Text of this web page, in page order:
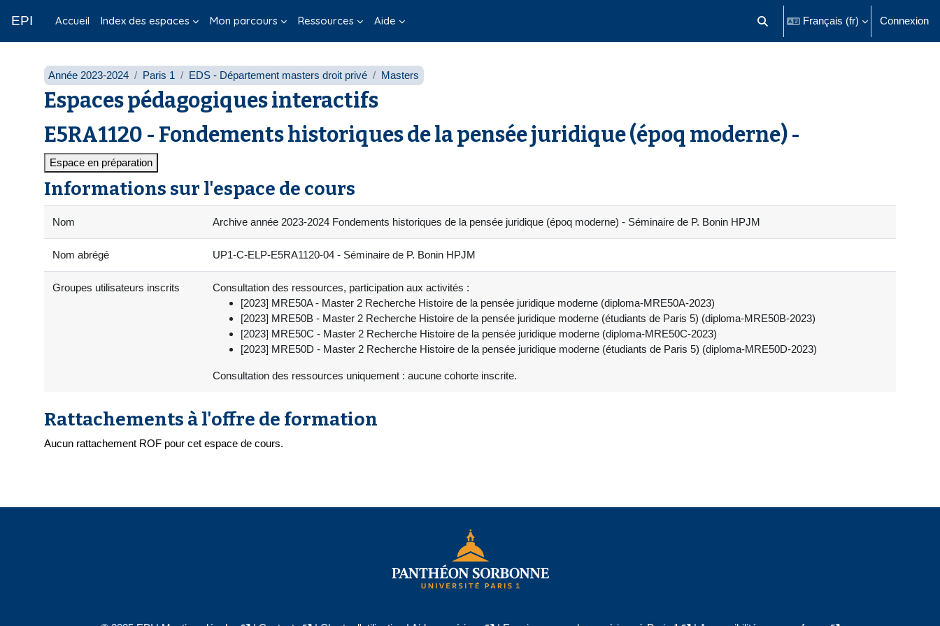
EPI Accueil Index des espaces Mon parcours Ressources Aide Activer/désactiver la saisie de
Français ‎(fr)‎ Connexion
Année 2023-2024 Paris 1 EDS - Département masters droit privé Masters
Espaces pédagogiques interactifs
E5RA1120 - Fondements historiques de la pensée juridique (époq moderne) -
Espace en préparation
Informations sur l'espace de cours
Nom Archive année 2023-2024 Fondements historiques de la pensée juridique (époq moderne) - Séminaire de P. Bonin HPJM
Nom abrégé UP1-C-ELP-E5RA1120-04 - Séminaire de P. Bonin HPJM
Groupes utilisateurs inscrits
Consultation des ressources, participation aux activités :
[2023] MRE50A - Master 2 Recherche Histoire de la pensée juridique moderne (diploma-MRE50A-2023)
[2023] MRE50B - Master 2 Recherche Histoire de la pensée juridique moderne (étudiants de Paris 5) (diploma-MRE50B-2023)
[2023] MRE50C - Master 2 Recherche Histoire de la pensée juridique moderne (diploma-MRE50C-2023)
[2023] MRE50D - Master 2 Recherche Histoire de la pensée juridique moderne (étudiants de Paris 5) (diploma-MRE50D-2023)
Consultation des ressources uniquement : aucune cohorte inscrite.
Rattachements à l'offre de formation
Aucun rattachement ROF pour cet espace de cours.